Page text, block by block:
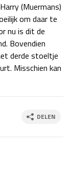
za 05:00 - 06:00
zo 05:00 - 07:00
27 - 29 nov
04 - 06 dec
za 15:00 - 16:00
zo 14:00 - 16:00
(Muermans)
om daar te
nu is dit de
Bovendien
derde stoeltje
Misschien kan
DELEN